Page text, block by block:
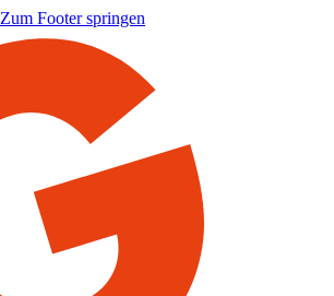
Zum Footer springen